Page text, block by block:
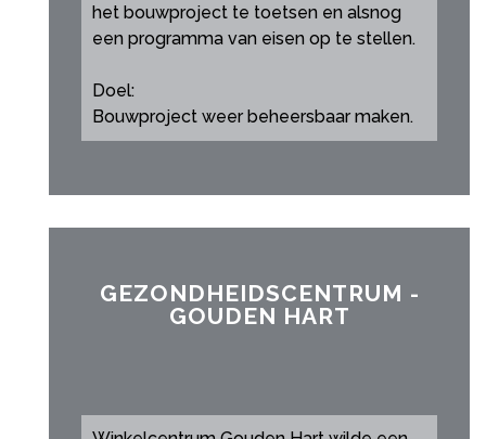
het bouwproject te toetsen en alsnog
een programma van eisen op te stellen.
Doel:
Bouwproject weer beheersbaar maken.
GEZONDHEIDSCENTRUM -
GOUDEN HART